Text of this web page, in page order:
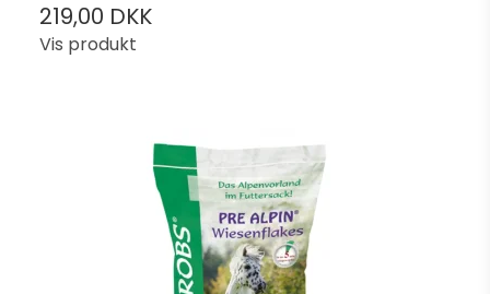
219,00 DKK
Vis produkt